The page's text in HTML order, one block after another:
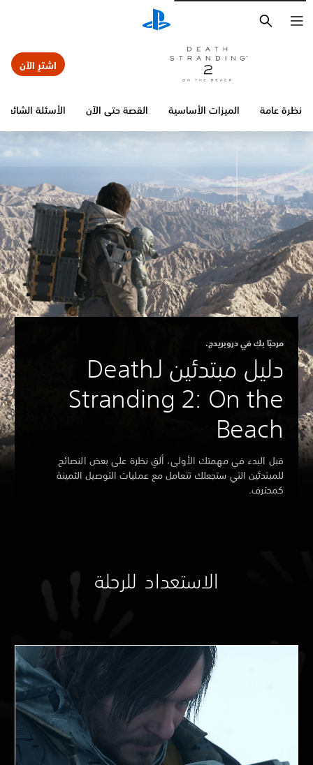
نظرة عامة الميزات الأساسية القصة حتى الآن الأسئلة الشائعة
اشترِ الآن
مرحبًا بكِ في دروبريدج.
دليل مبتدئين لـDeath
Stranding 2: On the
Beach
قبل البدء في مهمتك الأولى، ألقِ نظرة على بعض النصائح
للمبتدئين التي ستجعلك تتعامل مع عمليات التوصيل الثمينة
كمحترف.
الاستعداد للرحلة